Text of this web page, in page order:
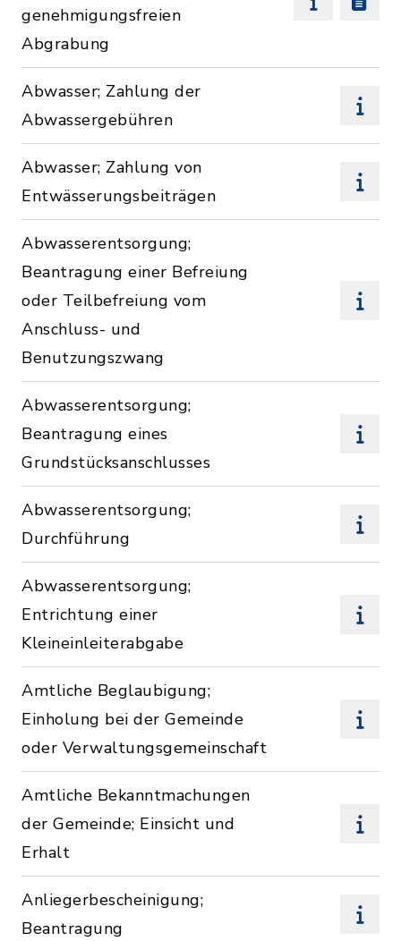
genehmigungsfreien
Abgrabung
Abwasser; Zahlung der
Abwassergebühren
Abwasser; Zahlung von
Entwässerungsbeiträgen
Abwasserentsorgung;
Beantragung einer Befreiung
oder Teilbefreiung vom
Anschluss- und
Benutzungszwang
Abwasserentsorgung;
Beantragung eines
Grundstücksanschlusses
Abwasserentsorgung;
Durchführung
Abwasserentsorgung;
Entrichtung einer
Kleineinleiterabgabe
Amtliche Beglaubigung;
Einholung bei der Gemeinde
oder Verwaltungsgemeinschaft
Amtliche Bekanntmachungen
der Gemeinde; Einsicht und
Erhalt
Anliegerbescheinigung;
Beantragung